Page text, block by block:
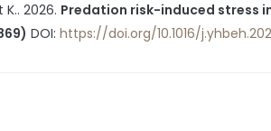
2026. Predation risk-induced stress
DOI: https://doi.org/10.1016/